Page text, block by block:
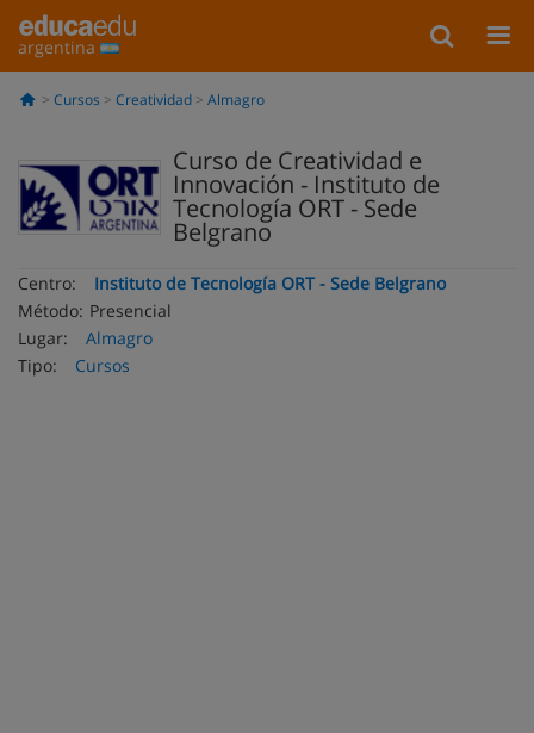
argentina
Cursos Creatividad Almagro
Curso de Creatividad e
Innovación - Instituto de
Tecnología ORT - Sede
Belgrano
Centro:
Instituto de Tecnología ORT - Sede Belgrano
Método: Presencial
Lugar:
Almagro
Tipo:
Cursos